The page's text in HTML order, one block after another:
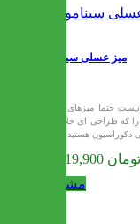
میز عسلی سینامون
حتما میزهای بغل
که طراحی ای خلاقانه
34,119,900 تومان
مشاهده